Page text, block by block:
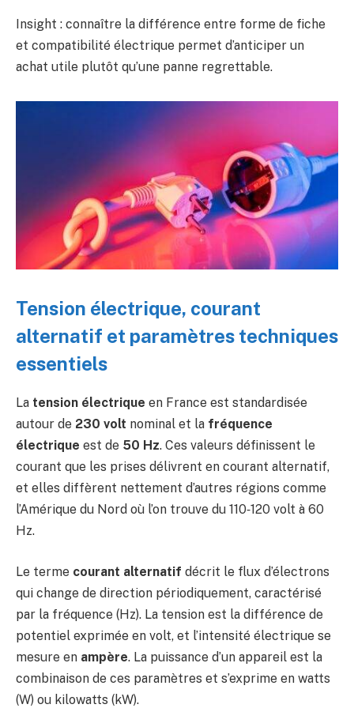
Insight : connaître la différence entre forme de fiche
et compatibilité électrique permet d’anticiper un
achat utile plutôt qu’une panne regrettable.
Tension électrique, courant
alternatif et paramètres techniques
essentiels
La tension électrique en France est standardisée
autour de 230 volt nominal et la fréquence
électrique est de 50 Hz. Ces valeurs définissent le
courant que les prises délivrent en courant alternatif,
et elles diffèrent nettement d’autres régions comme
l’Amérique du Nord où l’on trouve du 110‑120 volt à 60
Hz.
Le terme courant alternatif décrit le flux d’électrons
qui change de direction périodiquement, caractérisé
par la fréquence (Hz). La tension est la différence de
potentiel exprimée en volt, et l’intensité électrique se
mesure en ampère. La puissance d’un appareil est la
combinaison de ces paramètres et s’exprime en watts
(W) ou kilowatts (kW).